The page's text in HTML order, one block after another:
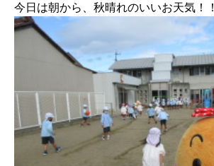
今日は朝から、秋晴れのいいお天気！！